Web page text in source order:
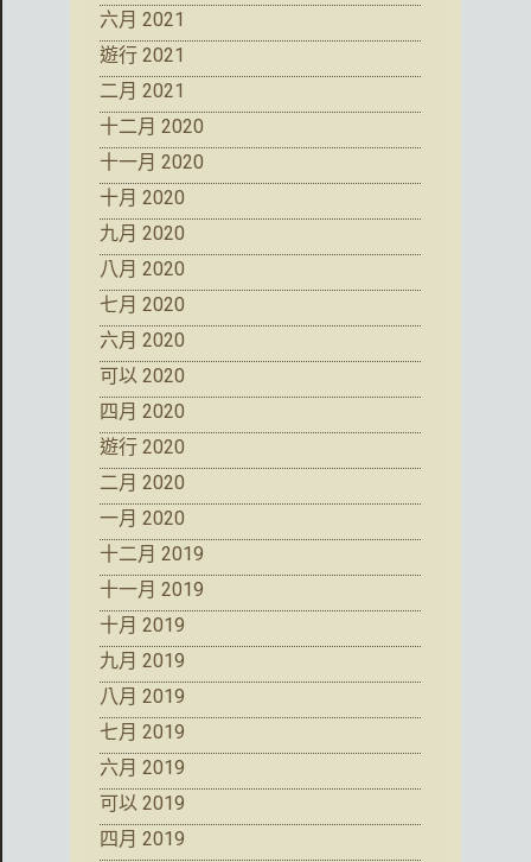
六月 2021
遊行 2021
二月 2021
十二月 2020
十一月 2020
十月 2020
九月 2020
八月 2020
七月 2020
六月 2020
可以 2020
四月 2020
遊行 2020
二月 2020
一月 2020
十二月 2019
十一月 2019
十月 2019
九月 2019
八月 2019
七月 2019
六月 2019
可以 2019
四月 2019